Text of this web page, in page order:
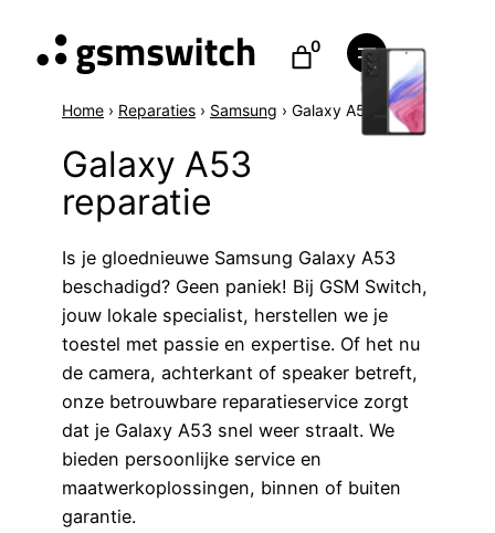
0
Home › Reparaties › Samsung › Galaxy A53
Galaxy A53
reparatie
Is je gloednieuwe Samsung Galaxy A53
beschadigd? Geen paniek! Bij GSM Switch,
jouw lokale specialist, herstellen we je
toestel met passie en expertise. Of het nu
de camera, achterkant of speaker betreft,
onze betrouwbare reparatieservice zorgt
dat je Galaxy A53 snel weer straalt. We
bieden persoonlijke service en
maatwerkoplossingen, binnen of buiten
garantie.